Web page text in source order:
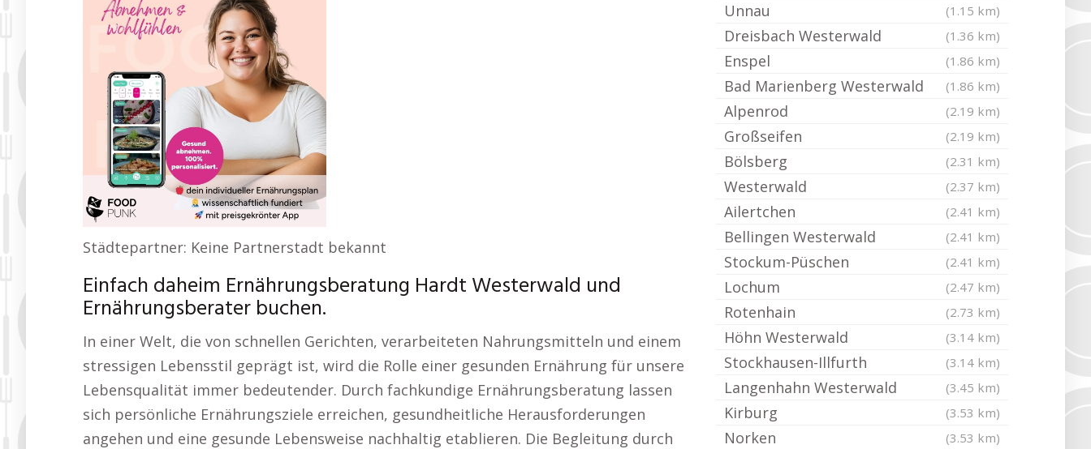
Städtepartner: Keine Partnerstadt bekannt
Einfach daheim Ernährungsberatung Hardt Westerwald und
Ernährungsberater buchen.
In einer Welt, die von schnellen Gerichten, verarbeiteten Nahrungsmitteln und einem
stressigen Lebensstil geprägt ist, wird die Rolle einer gesunden Ernährung für unsere
Lebensqualität immer bedeutender. Durch fachkundige Ernährungsberatung lassen
sich persönliche Ernährungsziele erreichen, gesundheitliche Herausforderungen
angehen und eine gesunde Lebensweise nachhaltig etablieren. Die Begleitung durch
Unnau (1.15 km)
Dreisbach Westerwald (1.36 km)
Enspel (1.86 km)
Bad Marienberg Westerwald (1.86 km)
Alpenrod (2.19 km)
Großseifen (2.19 km)
Bölsberg (2.31 km)
Westerwald (2.37 km)
Ailertchen (2.41 km)
Bellingen Westerwald (2.41 km)
Stockum-Püschen (2.41 km)
Lochum (2.47 km)
Rotenhain (2.73 km)
Höhn Westerwald (3.14 km)
Stockhausen-Illfurth (3.14 km)
Langenhahn Westerwald (3.45 km)
Kirburg (3.53 km)
Norken (3.53 km)